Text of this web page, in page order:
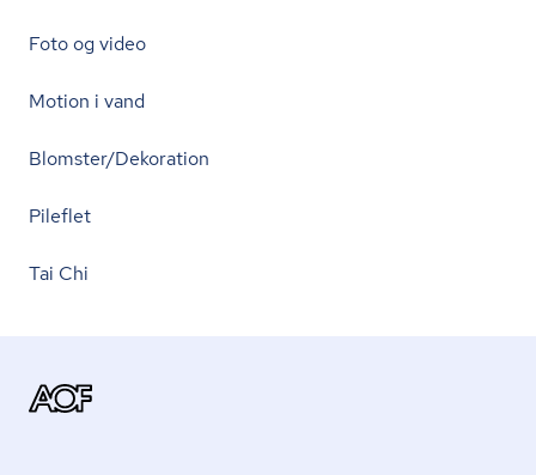
Foto og video
Motion i vand
Blomster/Dekoration
Pileflet
Tai Chi